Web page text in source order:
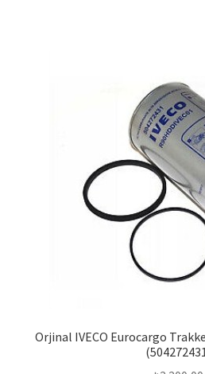
Orjinal IVECO Eurocargo